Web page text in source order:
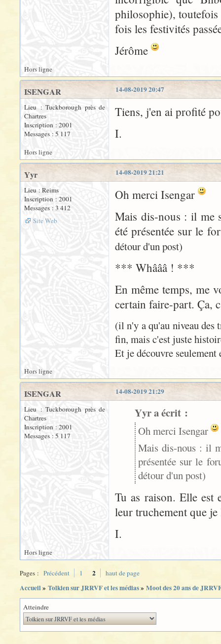
philosophie),
fois les festivités
Jérôme
Hors ligne
14-08-2019 20:47
ISENGAR
Lieu : Tuckborough près de
Chartres
Inscription : 2001
Messages : 5 117
Tiens, j'en ai profité
I.
Hors ligne
14-08-2019 21:21
Yyr
Lieu : Reims
Inscription : 2001
Messages : 3 412
Site Web
Oh merci Isengar
Mais dis-nous : il me
été présentée sur le
détour d'un post)
*** Whâââ ! ***
En même temps, me
certain faire-part. Ça,
(il n'y a qu'au niveau des
fin, mais c'est juste
Et je découvre
Hors ligne
14-08-2019 21:29
ISENGAR
Lieu : Tuckborough près de
Chartres
Inscription : 2001
Messages : 5 117
Yyr a écrit :
Oh merci Isengar
Mais dis-nous : il
présentée sur le
détour d'un post)
Tu as raison. Elle est
leur truchement que
I.
Hors ligne
Pages : Précédent 1 2 haut de page
Accueil» Tolkien sur JRRVF et les médias» Moot des 20 ans de
Atteindre